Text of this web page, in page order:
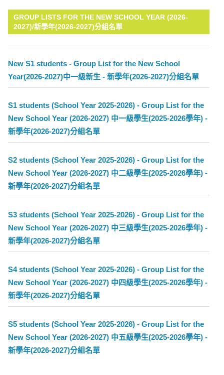
GROUP LISTS FOR THE NEW SCHOOL YEAR (2026-
2027)/新學年(2026-2027)分組名單
New S1 students - Group List for the New School
Year(2026-2027)中一級新生 - 新學年(2026-2027)分組名單
S1 students (School Year 2025-2026) - Group List for the
New School Year (2026-2027) 中一級學生(2025-2026學年) -
新學年(2026-2027)分組名單
S2 students (School Year 2025-2026) - Group List for the
New School Year (2026-2027) 中二級學生(2025-2026學年) -
新學年(2026-2027)分組名單
S3 students (School Year 2025-2026) - Group List for the
New School Year (2026-2027) 中三級學生(2025-2026學年) -
新學年(2026-2027)分組名單
S4 students (School Year 2025-2026) - Group List for the
New School Year (2026-2027) 中四級學生(2025-2026學年) -
新學年(2026-2027)分組名單
S5 students (School Year 2025-2026) - Group List for the
New School Year (2026-2027) 中五級學生(2025-2026學年) -
新學年(2026-2027)分組名單